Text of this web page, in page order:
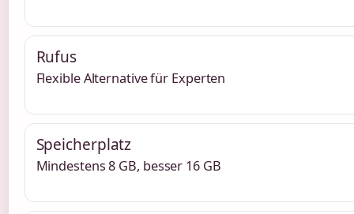
Rufus
Flexible Alternative für Experten
Speicherplatz
Mindestens 8 GB, besser 16 GB